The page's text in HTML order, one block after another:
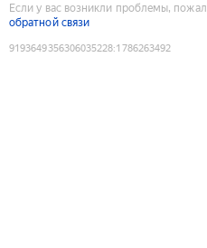
Если у вас возникли проблемы,
обратной связи
9193649356306035228:1786263492